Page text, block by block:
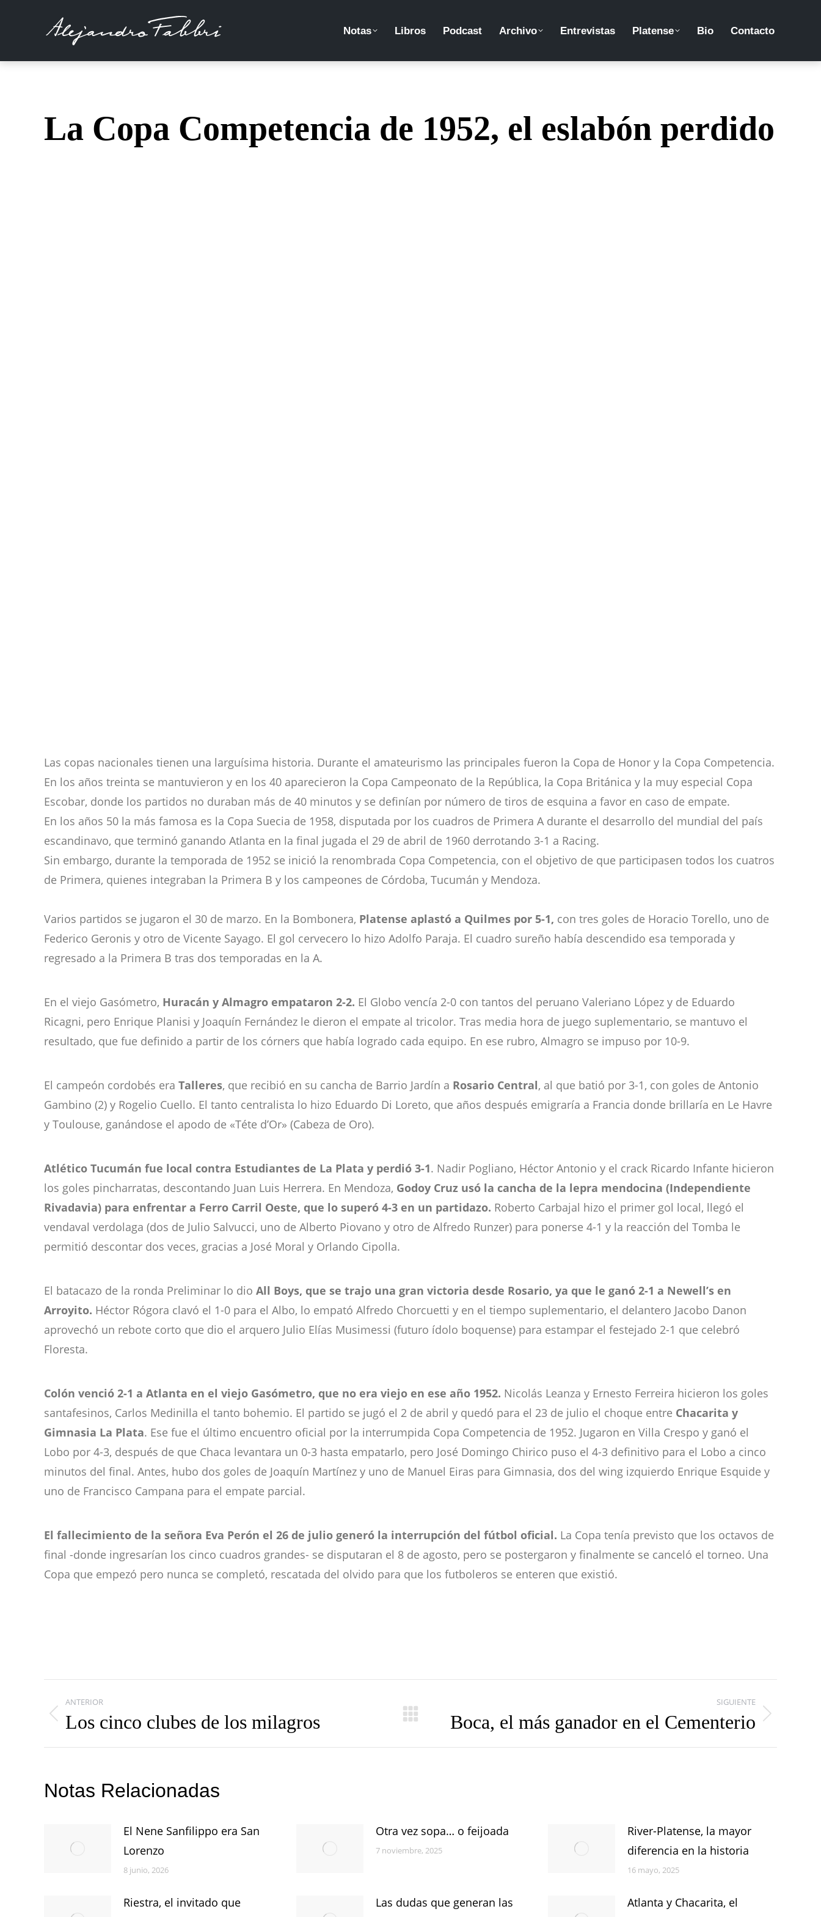
Notas Libros Podcast Archivo Entrevistas Platense Bio Contacto
La Copa Competencia de 1952, el eslabón perdido
Las copas nacionales tienen una larguísima historia. Durante el amateurismo las principales fueron la Copa de Honor y la Copa Competencia.
En los años treinta se mantuvieron y en los 40 aparecieron la Copa Campeonato de la República, la Copa Británica y la muy especial Copa
Escobar, donde los partidos no duraban más de 40 minutos y se definían por número de tiros de esquina a favor en caso de empate.
En los años 50 la más famosa es la Copa Suecia de 1958, disputada por los cuadros de Primera A durante el desarrollo del mundial del país
escandinavo, que terminó ganando Atlanta en la final jugada el 29 de abril de 1960 derrotando 3-1 a Racing.
Sin embargo, durante la temporada de 1952 se inició la renombrada Copa Competencia, con el objetivo de que participasen todos los cuatros
de Primera, quienes integraban la Primera B y los campeones de Córdoba, Tucumán y Mendoza.
Varios partidos se jugaron el 30 de marzo. En la Bombonera, Platense aplastó a Quilmes por 5-1, con tres goles de Horacio Torello, uno de
Federico Geronis y otro de Vicente Sayago. El gol cervecero lo hizo Adolfo Paraja. El cuadro sureño había descendido esa temporada y
regresado a la Primera B tras dos temporadas en la A.
En el viejo Gasómetro, Huracán y Almagro empataron 2-2. El Globo vencía 2-0 con tantos del peruano Valeriano López y de Eduardo
Ricagni, pero Enrique Planisi y Joaquín Fernández le dieron el empate al tricolor. Tras media hora de juego suplementario, se mantuvo el
resultado, que fue definido a partir de los córners que había logrado cada equipo. En ese rubro, Almagro se impuso por 10-9.
El campeón cordobés era Talleres, que recibió en su cancha de Barrio Jardín a Rosario Central, al que batió por 3-1, con goles de Antonio
Gambino (2) y Rogelio Cuello. El tanto centralista lo hizo Eduardo Di Loreto, que años después emigraría a Francia donde brillaría en Le Havre
y Toulouse, ganándose el apodo de «Téte d’Or» (Cabeza de Oro).
Atlético Tucumán fue local contra Estudiantes de La Plata y perdió 3-1. Nadir Pogliano, Héctor Antonio y el crack Ricardo Infante hicieron
los goles pincharratas, descontando Juan Luis Herrera. En Mendoza, Godoy Cruz usó la cancha de la lepra mendocina (Independiente
Rivadavia) para enfrentar a Ferro Carril Oeste, que lo superó 4-3 en un partidazo. Roberto Carbajal hizo el primer gol local, llegó el
vendaval verdolaga (dos de Julio Salvucci, uno de Alberto Piovano y otro de Alfredo Runzer) para ponerse 4-1 y la reacción del Tomba le
permitió descontar dos veces, gracias a José Moral y Orlando Cipolla.
El batacazo de la ronda Preliminar lo dio All Boys, que se trajo una gran victoria desde Rosario, ya que le ganó 2-1 a Newell’s en
Arroyito. Héctor Rógora clavó el 1-0 para el Albo, lo empató Alfredo Chorcuetti y en el tiempo suplementario, el delantero Jacobo Danon
aprovechó un rebote corto que dio el arquero Julio Elías Musimessi (futuro ídolo boquense) para estampar el festejado 2-1 que celebró
Floresta.
Colón venció 2-1 a Atlanta en el viejo Gasómetro, que no era viejo en ese año 1952. Nicolás Leanza y Ernesto Ferreira hicieron los goles
santafesinos, Carlos Medinilla el tanto bohemio. El partido se jugó el 2 de abril y quedó para el 23 de julio el choque entre Chacarita y
Gimnasia La Plata. Ese fue el último encuentro oficial por la interrumpida Copa Competencia de 1952. Jugaron en Villa Crespo y ganó el
Lobo por 4-3, después de que Chaca levantara un 0-3 hasta empatarlo, pero José Domingo Chirico puso el 4-3 definitivo para el Lobo a cinco
minutos del final. Antes, hubo dos goles de Joaquín Martínez y uno de Manuel Eiras para Gimnasia, dos del wing izquierdo Enrique Esquide y
uno de Francisco Campana para el empate parcial.
El fallecimiento de la señora Eva Perón el 26 de julio generó la interrupción del fútbol oficial. La Copa tenía previsto que los octavos de
final -donde ingresarían los cinco cuadros grandes- se disputaran el 8 de agosto, pero se postergaron y finalmente se canceló el torneo. Una
Copa que empezó pero nunca se completó, rescatada del olvido para que los futboleros se enteren que existió.
Navegación
entre
publicaciones
ANTERIOR
Publicación
Los cinco clubes de los milagros
SIGUIENTE
Publicación
Boca, el más ganador en el Cementerio
Notas Relacionadas
El Nene Sanfilippo era San
Lorenzo
8 junio, 2026
Otra vez sopa… o feijoada
7 noviembre, 2025
River-Platense, la mayor
diferencia en la historia
16 mayo, 2025
Riestra, el invitado que
Las dudas que generan las
Atlanta y Chacarita, el